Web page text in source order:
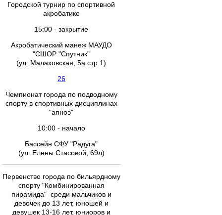
Городской турнир по спортивной
акробатике
15:00 - закрытие
Акробатический манеж МАУДО
"СШОР "Спутник"
(ул. Малаховская, 5а стр.1)
26
Чемпионат города по подводному
спорту в спортивных дисциплинах
"апноэ"
10:00 - начало
Бассейн СФУ "Радуга"
(ул. Елены Стасовой, 69л)
Первенство города по бильярдному
спорту "Комбинированная
пирамида" среди мальчиков и
девочек до 13 лет, юношей и
девушек 13-16 лет, юниоров и